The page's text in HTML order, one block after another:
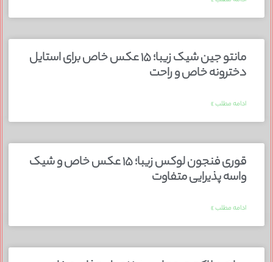
مانتو جین شیک زیبا؛ ۱۵ عکس خاص برای استایل
دخترونه خاص و راحت
ادامه مطلب »
قوری فنجون لوکس زیبا؛ ۱۵ عکس خاص و شیک
واسه پذیرایی متفاوت
ادامه مطلب »